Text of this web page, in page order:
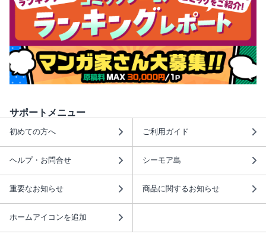
サポートメニュー
初めての方へ ご利用ガイド
ヘルプ・お問合せ シーモア島
重要なお知らせ 商品に関するお知らせ
ホームアイコンを追加